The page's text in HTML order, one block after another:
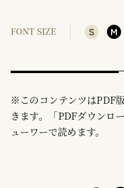
FONT SIZE S M
※このコンテンツはPDF
きます。「PDFダウンロ
ューワーで読めます。